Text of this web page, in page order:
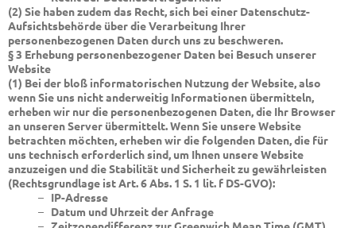
(2) Sie haben zudem das Recht, sich bei einer Datenschutz-
Aufsichtsbehörde über die Verarbeitung Ihrer
personenbezogenen Daten durch uns zu beschweren.
§ 3 Erhebung personenbezogener Daten bei Besuch unserer
Website
(1) Bei der bloß informatorischen Nutzung der Website, also
wenn Sie uns nicht anderweitig Informationen übermitteln,
erheben wir nur die personenbezogenen Daten, die Ihr Browser
an unseren Server übermittelt. Wenn Sie unsere Website
betrachten möchten, erheben wir die folgenden Daten, die für
uns technisch erforderlich sind, um Ihnen unsere Website
anzuzeigen und die Stabilität und Sicherheit zu gewährleisten
(Rechtsgrundlage ist Art. 6 Abs. 1 S. 1 lit. f DS-GVO):
– IP-Adresse
– Datum und Uhrzeit der Anfrage